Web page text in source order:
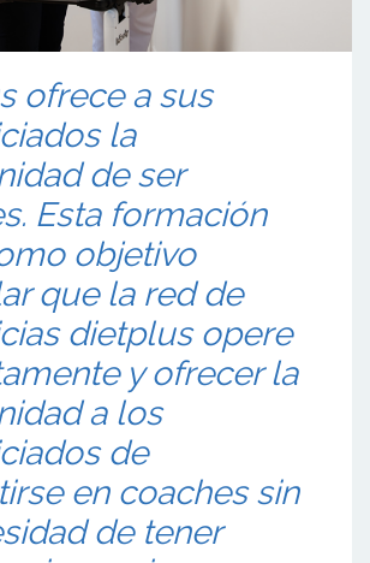
ofrece a sus
la
de ser
Esta formación
objetivo
que la red de
dietplus opere
y ofrecer la
a los
de
en coaches sin
de tener